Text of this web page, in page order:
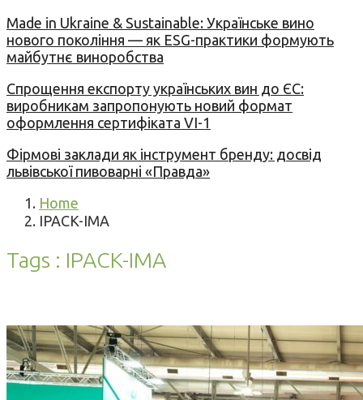
Made in Ukraine & Sustainable: Українське вино
нового покоління — як ESG-практики формують
майбутнє виноробства
Спрощення експорту українських вин до ЄС:
виробникам запропонують новий формат
оформлення сертифіката VI-1
Фірмові заклади як інструмент бренду: досвід
львівської пивоварні «Правда»
Home
IPACK-IMA
Tags : IPACK-IMA